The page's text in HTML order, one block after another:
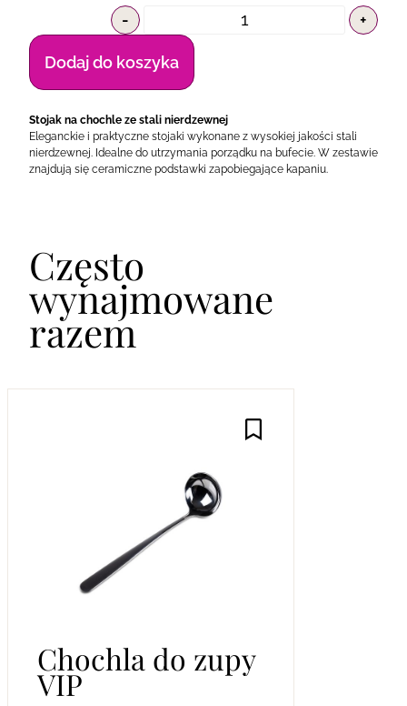
- +
Dodaj do koszyka
Stojak na chochle ze stali nierdzewnej
Eleganckie i praktyczne stojaki wykonane z wysokiej jakości stali
nierdzewnej. Idealne do utrzymania porządku na bufecie. W zestawie
znajdują się ceramiczne podstawki zapobiegające kapaniu.
Często
wynajmowane
razem
Chochla do zupy
VIP